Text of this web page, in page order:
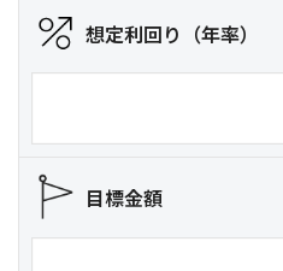
想定利回り（年率）
目標金額